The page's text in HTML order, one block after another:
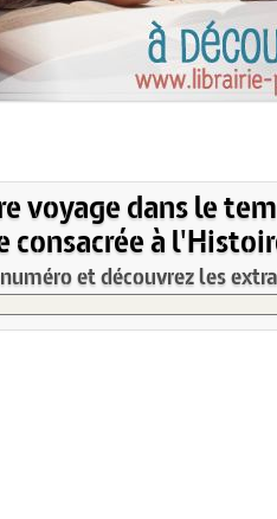
voyage dans le
consacrée à
et découvrez les